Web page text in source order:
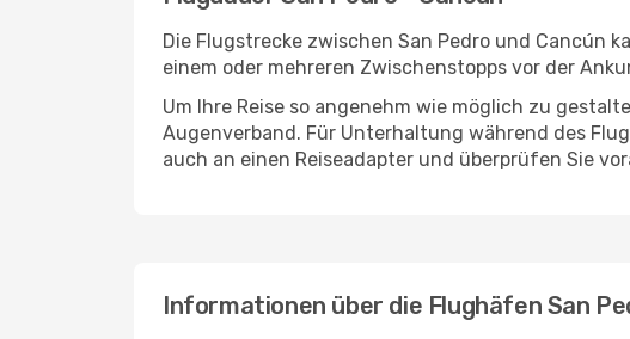
Die Flugstrecke zwischen San Pedro und Cancún
einem oder mehreren Zwischenstopps vor der
Um Ihre Reise so angenehm wie möglich zu
Augenverband. Für Unterhaltung während des
auch an einen Reiseadapter und überprüfen Sie
Informationen über die Flughäfen San